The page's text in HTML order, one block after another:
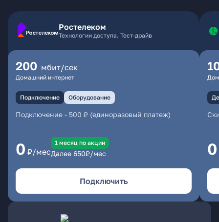
Ростелеком
Технологии доступа. Тест-драйв
200 мбит/сек
Домашний интернет
Подключение Оборудование
Подключение - 500 ₽ (единоразовый платеж)
0 ₽/мес
1 месяц по акции
Далее 650₽/мес
Подключить
0